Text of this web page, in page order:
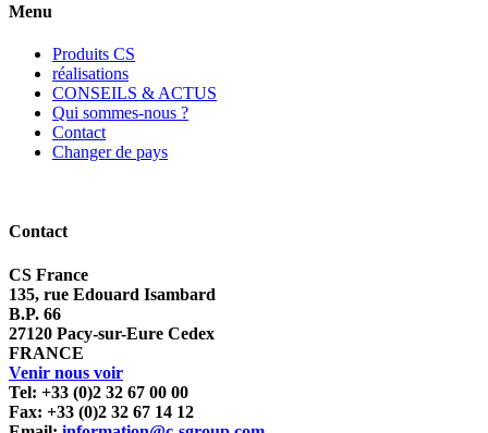
Menu
Produits CS
réalisations
CONSEILS & ACTUS
Qui sommes-nous ?
Contact
Changer de pays
Contact
CS France
135, rue Edouard Isambard
B.P. 66
27120 Pacy-sur-Eure Cedex
FRANCE
Venir nous voir
Tel: +33 (0)2 32 67 00 00
Fax: +33 (0)2 32 67 14 12